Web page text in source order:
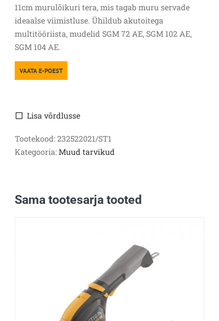
11cm murulõikuri tera, mis tagab muru servade
ideaalse viimistluse. Ühildub akutoitega
multitööriista, mudelid SGM 72 AE, SGM 102 AE,
SGM 104 AE.
VAATA E-POEST
Lisa võrdlusse
Tootekood:232522021/ST1
Kategooria:Muud tarvikud
Sama tootesarja tooted